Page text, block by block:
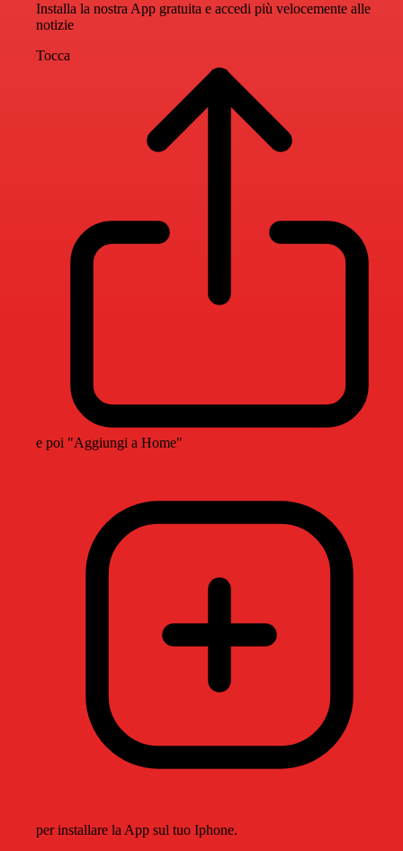
Installa la nostra App gratuita e accedi più velocemente alle
notizie
Tocca
e poi "Aggiungi a Home"
per installare la App sul tuo Iphone.